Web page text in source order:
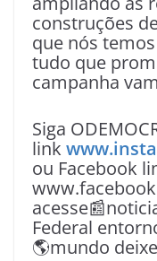
construções
que nós
tudo que
campanha
Siga
link
ou Facebook
Federal
🌎mundo